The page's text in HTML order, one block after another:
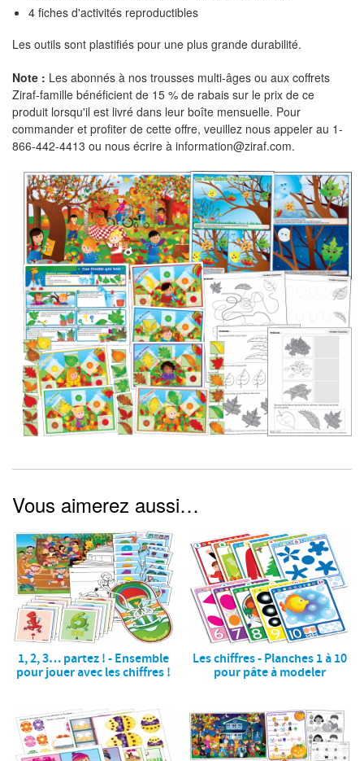
4 fiches d'activités reproductibles
Les outils sont plastifiés pour une plus grande durabilité.
Note : Les abonnés à nos trousses multi-âges ou aux coffrets
Ziraf-famille bénéficient de 15 % de rabais sur le prix de ce
produit lorsqu'il est livré dans leur boîte mensuelle. Pour
commander et profiter de cette offre, veuillez nous appeler au 1-
866-442-4413 ou nous écrire à information@ziraf.com.
Vous aimerez aussi…
1, 2, 3… partez ! - Ensemble
pour jouer avec les chiffres !
Les chiffres - Planches 1 à 10
pour pâte à modeler